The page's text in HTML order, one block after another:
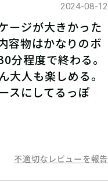
2024-08-12
ージが大きかった
容物はかなりのボ
分程度で終わる。
大人も楽しめる。
スにしてるっぽ
不適切なレビューを報告